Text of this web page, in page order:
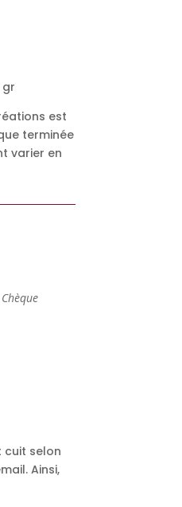
gr
est
terminée
varier en
cuit selon
Ainsi,